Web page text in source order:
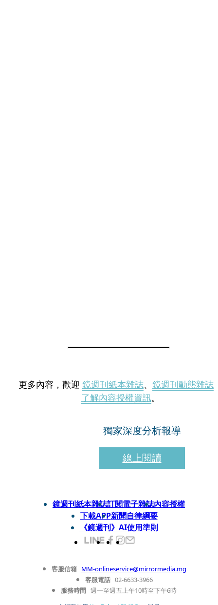
更多內容，歡迎 鏡週刊紙本雜誌、 鏡週刊動態雜誌
了解內容授權資訊。
獨家深度分析報導
線上閱讀
鏡週刊紙本雜誌訂閱電子雜誌內容授權
下載APP新聞自律綱要
《鏡週刊》AI使用準則
客服信箱 MM-onlineservice@mirrormedia.mg
客服電話 02-6633-3966
服務時間 週一至週五上午10時至下午6時